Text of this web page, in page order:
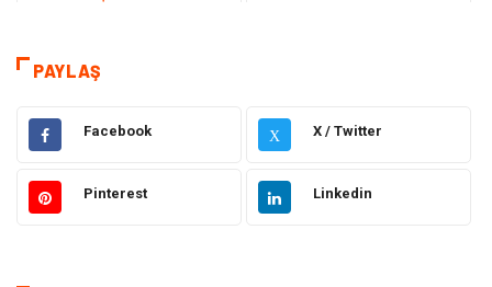
Hukuk
Dekorasyon Giyim
Otomotiv Güzellik Bakım
PAYLAŞ
Facebook X X / Twitter
Pinterest Linkedin